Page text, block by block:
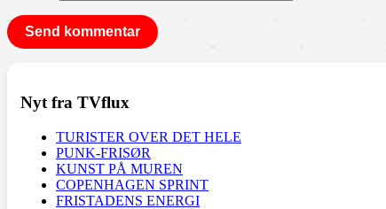
Nyt fra TVflux
TURISTER OVER DET HELE
PUNK-FRISØR
KUNST PÅ MUREN
COPENHAGEN SPRINT
FRISTADENS ENERGI